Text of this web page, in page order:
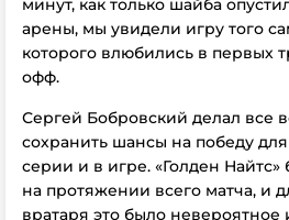
арены, мы увидели игру того
которого влюбились в первых
офф.
Сергей Бобровский делал все
сохранить шансы на победу
серии и в игре. «Голден Найтс»
на протяжении всего матча, и
вратаря это было невероятное